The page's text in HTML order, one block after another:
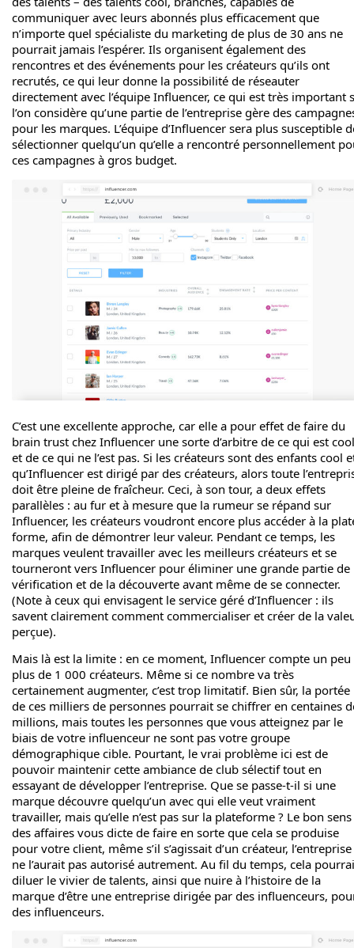
communiquer avec leurs abonnés plus efficacement que
n’importe quel spécialiste du marketing de plus de 30 ans ne
pourrait jamais l’espérer. Ils organisent également des
rencontres et des événements pour les créateurs qu’ils ont
recrutés, ce qui leur donne la possibilité de réseauter
directement avec l’équipe Influencer, ce qui est très important
l’on considère qu’une partie de l’entreprise gère des
pour les marques. L’équipe d’Influencer sera plus susceptible
sélectionner quelqu’un qu’elle a rencontré personnellement
ces campagnes à gros budget.
C’est une excellente approche, car elle a pour effet de faire du
brain trust chez Influencer une sorte d’arbitre de ce qui est cool
et de ce qui ne l’est pas. Si les créateurs sont des enfants cool
qu’Influencer est dirigé par des créateurs, alors toute
doit être pleine de fraîcheur. Ceci, à son tour, a deux effets
parallèles : au fur et à mesure que la rumeur se répand sur
Influencer, les créateurs voudront encore plus accéder à la
forme, afin de démontrer leur valeur. Pendant ce temps, les
marques veulent travailler avec les meilleurs créateurs et se
tourneront vers Influencer pour éliminer une grande partie de
vérification et de la découverte avant même de se connecter.
(Note à ceux qui envisagent le service géré d’Influencer : ils
savent clairement comment commercialiser et créer de la
perçue).
Mais là est la limite : en ce moment, Influencer compte un peu
plus de 1 000 créateurs. Même si ce nombre va très
certainement augmenter, c’est trop limitatif. Bien sûr, la portée
de ces milliers de personnes pourrait se chiffrer en centaines
millions, mais toutes les personnes que vous atteignez par le
biais de votre influenceur ne sont pas votre groupe
démographique cible. Pourtant, le vrai problème ici est de
pouvoir maintenir cette ambiance de club sélectif tout en
essayant de développer l’entreprise. Que se passe-t-il si une
marque découvre quelqu’un avec qui elle veut vraiment
travailler, mais qu’elle n’est pas sur la plateforme ? Le bon sens
des affaires vous dicte de faire en sorte que cela se produise
pour votre client, même s’il s’agissait d’un créateur, l’entreprise
ne l’aurait pas autorisé autrement. Au fil du temps, cela
diluer le vivier de talents, ainsi que nuire à l’histoire de la
marque d’être une entreprise dirigée par des influenceurs,
des influenceurs.